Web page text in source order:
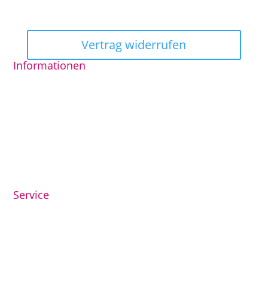
Vertrag widerrufen
Informationen
Service